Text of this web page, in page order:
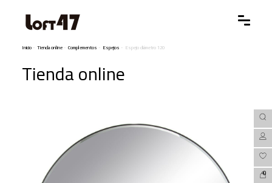
0
Inicio- Tienda online- Complementos - Espejos - Espejo diámetro 120
Tienda online